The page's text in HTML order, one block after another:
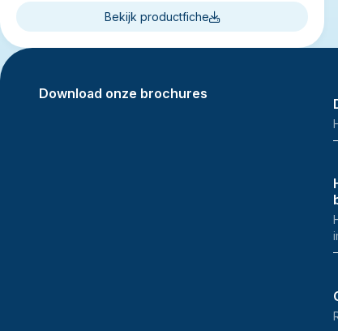
Bekijk productfiche
Download onze brochures